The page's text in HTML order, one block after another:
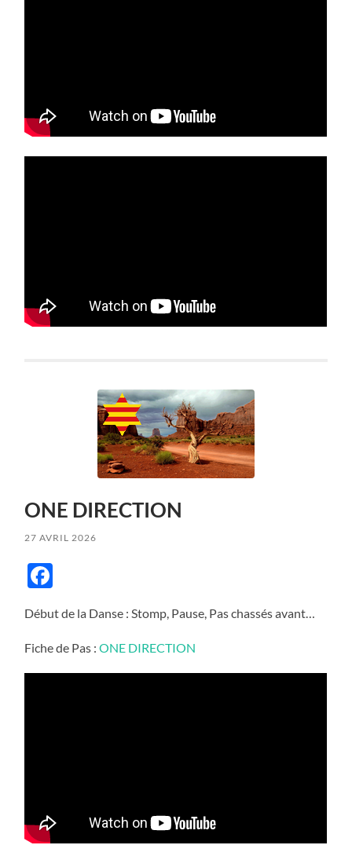
ONE DIRECTION
27 AVRIL 2026
Début de la Danse : Stomp, Pause, Pas chassés avant…
Fiche de Pas :ONE DIRECTION